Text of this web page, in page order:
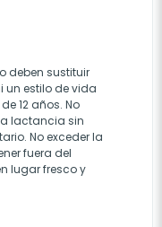
deben sustituir
estilo de vida
12 años. No
lactancia sin
No exceder la
fuera del
lugar fresco y